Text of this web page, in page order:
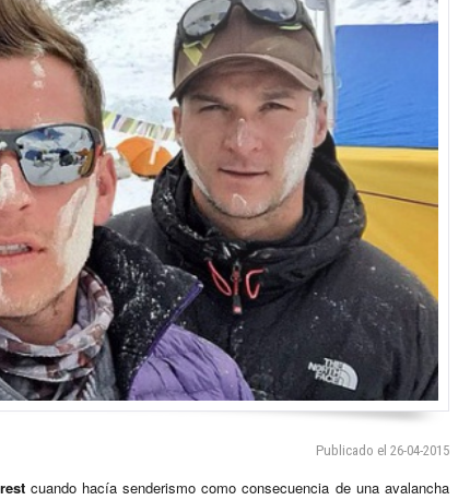
Publicado el 26-04-2015
cuando hacía senderismo como consecuencia de una avalancha